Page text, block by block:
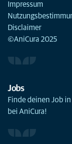
Impressum
Disclaimer
©AniCura 2025
Jobs
Finde deinen Job
bei AniCura!